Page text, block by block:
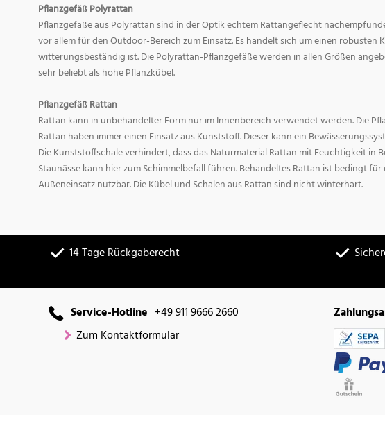
Pflanzgefäß Polyrattan
Pflanzgefäße aus Polyrattan sind in der Optik echtem Rattangeflecht
vor allem für den Outdoor-Bereich zum Einsatz. Es handelt sich um einen robusten
witterungsbeständig ist. Die Polyrattan-Pflanzgefäße werden in allen Größen
sehr beliebt als hohe Pflanzkübel.
Pflanzgefäß Rattan
Rattan kann in unbehandelter Form nur im Innenbereich verwendet werden. Die
Rattan haben immer einen Einsatz aus Kunststoff. Dieser kann ein
Die Kunststoffschale verhindert, dass das Naturmaterial Rattan mit Feuchtigkeit in
Staunässe kann hier zum Schimmelbefall führen. Behandeltes Rattan ist bedingt für
Außeneinsatz nutzbar. Die Kübel und Schalen aus Rattan sind nicht winterhart.
14 Tage Rückgaberecht
Service-Hotline +49 911 9666 2660
Zum Kontaktformular